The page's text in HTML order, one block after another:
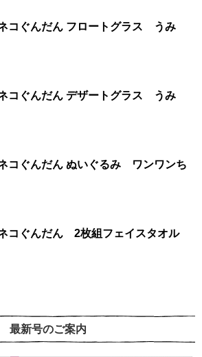
ノラネコぐんだん フロートグラス うみ
ノラネコぐんだん デザートグラス うみ
コぐんだん ぬいぐるみ ワンワンち
コぐんだん 2枚組フェイスタオル
最新号のご案内